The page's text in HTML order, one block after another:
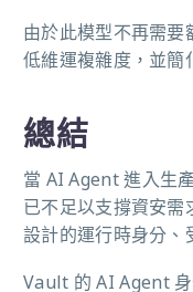
由於此模型不再需
低維運複雜度，並簡
總結
當 AI Agent 進入生
已不足以支撐資安
設計的運行時身分、
Vault 的 AI Agent